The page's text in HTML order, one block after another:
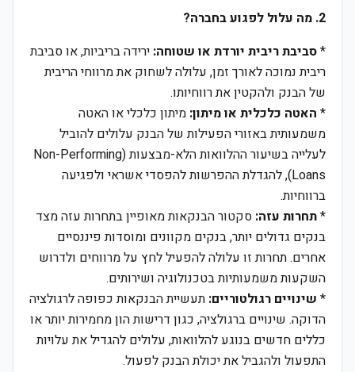
2. מה עלול לפגוע בחברה?
*סביבת ריבית יורדת או שטוחה: ירידה בריביות, או סביבת
ריבית נמוכה לאורך זמן, עלולה לשחוק את מרווחי הריבית
של הבנק ולהקטין את רווחיותו.
* האטה כלכלית או מיתון: מיתון כלכלי או האטה
משמעותית באזורי הפעילות של הבנק עלולים להוביל
לעלייה בשיעור ההלוואות הלא-מבצעות (Non-Performing
Loans), להגדלת ההפרשות להפסדי אשראי ולפגיעה
ברווחיות.
*תחרות עזה: סקטור הבנקאות מאופיין בתחרות עזה מצד
בנקים גדולים יותר, בנקים מקוונים ומוסדות פיננסיים
אחרים. תחרות זו עלולה להפעיל לחץ על מרווחים ולדרוש
השקעות משמעותיות בטכנולוגיה ושירותים.
* שינויים רגולטוריים: תעשיית הבנקאות כפופה לרגולציה
הדוקה. שינויים ברגולציה, כגון דרישות הון מחמירות יותר או
כללים חדשים בנוגע להלוואות, עלולים להגדיל את עלויות
התפעול ולהגביל את יכולת הבנק לפעול.